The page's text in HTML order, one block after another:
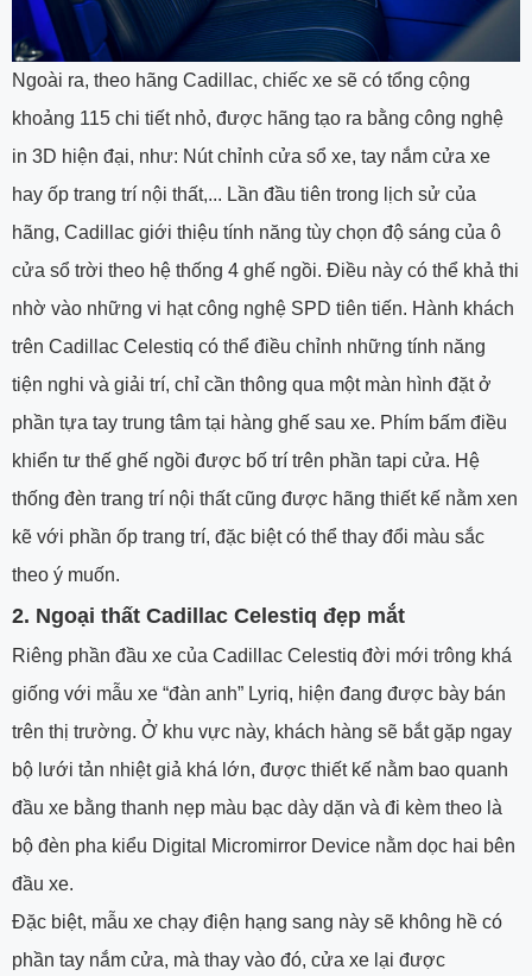
Ngoài ra, theo hãng Cadillac, chiếc xe sẽ có tổng cộng
khoảng 115 chi tiết nhỏ, được hãng tạo ra bằng công nghệ
in 3D hiện đại, như: Nút chỉnh cửa sổ xe, tay nắm cửa xe
hay ốp trang trí nội thất,... Lần đầu tiên trong lịch sử của
hãng, Cadillac giới thiệu tính năng tùy chọn độ sáng của ô
cửa sổ trời theo hệ thống 4 ghế ngồi. Điều này có thể khả thi
nhờ vào những vi hạt công nghệ SPD tiên tiến. Hành khách
trên Cadillac Celestiq có thể điều chỉnh những tính năng
tiện nghi và giải trí, chỉ cần thông qua một màn hình đặt ở
phần tựa tay trung tâm tại hàng ghế sau xe. Phím bấm điều
khiển tư thế ghế ngồi được bố trí trên phần tapi cửa. Hệ
thống đèn trang trí nội thất cũng được hãng thiết kế nằm xen
kẽ với phần ốp trang trí, đặc biệt có thể thay đổi màu sắc
theo ý muốn.
2. Ngoại thất Cadillac Celestiq đẹp mắt
Riêng phần đầu xe của Cadillac Celestiq đời mới trông khá
giống với mẫu xe “đàn anh” Lyriq, hiện đang được bày bán
trên thị trường. Ở khu vực này, khách hàng sẽ bắt gặp ngay
bộ lưới tản nhiệt giả khá lớn, được thiết kế nằm bao quanh
đầu xe bằng thanh nẹp màu bạc dày dặn và đi kèm theo là
bộ đèn pha kiểu Digital Micromirror Device nằm dọc hai bên
đầu xe.
Đặc biệt, mẫu xe chạy điện hạng sang này sẽ không hề có
phần tay nắm cửa, mà thay vào đó, cửa xe lại được